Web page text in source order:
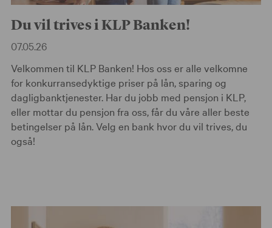
Du vil trives i KLP Banken!
07.05.26
Velkommen til KLP Banken! Hos oss er alle velkomne
for konkurransedyktige priser på lån, sparing og
dagligbanktjenester. Har du jobb med pensjon i KLP,
eller mottar du pensjon fra oss, får du våre aller beste
betingelser på lån. Velg en bank hvor du vil trives, du
også!